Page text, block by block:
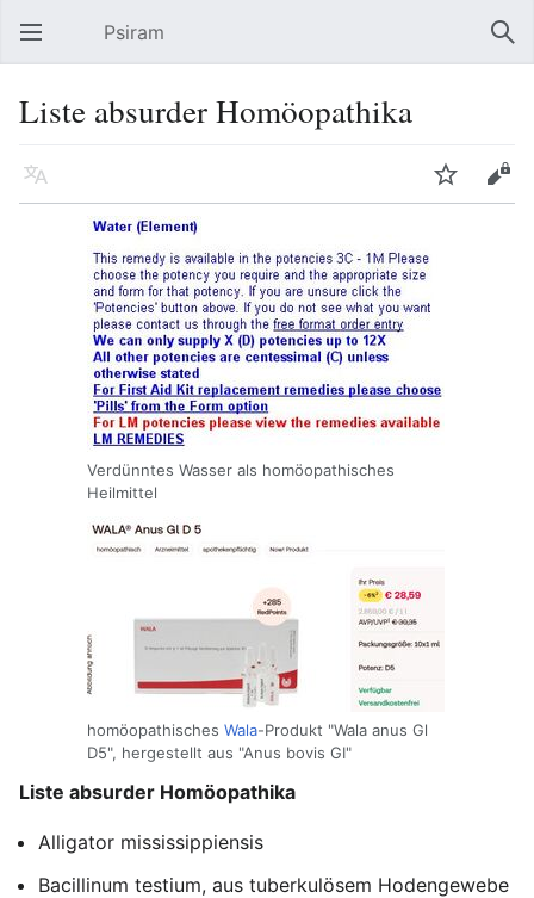
Hauptmenü öffnen Psiram
Liste absurder Homöopathika
Sprache Beobachten Bearbeiten
Verdünntes Wasser als homöopathisches
Heilmittel
homöopathisches Wala-Produkt "Wala anus Gl
D5", hergestellt aus "Anus bovis GI"
Liste absurder Homöopathika
Alligator mississippiensis
Bacillinum testium, aus tuberkulösem Hodengewebe